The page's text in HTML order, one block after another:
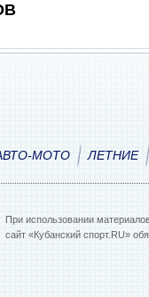
МОТО ЛЕТНИЕ
При использовании
сайт «Кубанский спорт.RU»